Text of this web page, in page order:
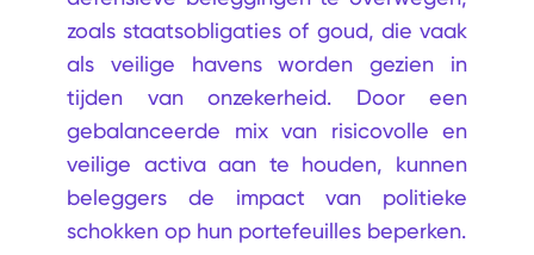
zoals staatsobligaties of goud, die vaak
als veilige havens worden gezien in
tijden van onzekerheid. Door een
gebalanceerde mix van risicovolle en
veilige activa aan te houden, kunnen
beleggers de impact van politieke
schokken op hun portefeuilles beperken.